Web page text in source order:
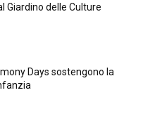
Giardino delle Culture
Days sostengono la